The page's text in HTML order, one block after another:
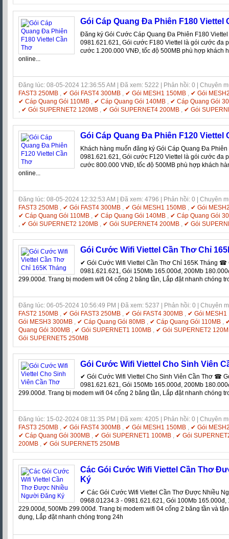
Gói Cáp Quang Đa Phiên F180 Viettel
Đăng ký Gói Cước Cáp Quang Đa Phiên F180
0981.621.621, Gói cước F180 Viettel là gói cước đa
cước 1.200.000 VNĐ, tốc độ 500MB phù hợp khách
online...
Đăng lúc: 08-05-2024 12:36:55 AM | Đã xem: 5222 | Phản hồi: 0 | Chuyên
FAST3 250MB , ✔ Gói FAST4 300MB , ✔ Gói MESH1 150MB , ✔ Gói
✔ Cáp Quang Gói 110MB , ✔ Cáp Quang Gói 140MB , ✔ Cáp Quang Gói
, ✔ Gói SUPERNET2 120MB , ✔ Gói SUPERNET4 200MB , ✔ Gói
Gói Cáp Quang Đa Phiên F120 Viettel
Khách hàng muốn đăng ký Gói Cáp Quang Đa
0981.621.621, Gói cước F120 Viettel là gói cước đa
cước 800.000 VNĐ, tốc độ 500MB phù hợp khách
online...
Đăng lúc: 08-05-2024 12:32:53 AM | Đã xem: 4796 | Phản hồi: 0 | Chuyên
FAST3 250MB
✔ Gói FAST4 300MB ✔ Gói MESH1 150MB
✔ Gói
✔ Cáp Quang Gói 110MB
✔ Cáp Quang Gói 140MB
✔ Cáp Quang Gói
✔ Gói SUPERNET2 120MB ✔ Gói SUPERNET4 200MB ✔ Gói
Gói Cước Wifi Viettel Cần Thơ Chỉ
✔ Gói Cước Wifi Viettel Cần Thơ Chỉ 165K Tháng
0981.621.621, Gói 150Mb 165.000đ, 200Mb
299.000đ. Trang bị modem wifi 04 cổng 2 băng tần, Lắp đặt nhanh chóng
Đăng lúc: 06-05-2024 10:56:49 PM | Đã xem: 5237 | Phản hồi: 0 | Chuyên
FAST2 150MB
✔ Gói FAST3 250MB ✔ Gói FAST4 300MB
✔ Gói MESH1
Gói MESH3 300MB
✔ Cáp Quang Gói 80MB ✔ Cáp Quang Gói 110MB
Quang Gói 300MB
✔ Gói SUPERNET1 100MB
✔ Gói SUPERNET2
Gói SUPERNET5 250MB
Gói Cước Wifi Viettel Cho Sinh Viên
✔ Gói Cước Wifi Viettel Cho Sinh Viên Cần Thơ ☎
0981.621.621, Gói 150Mb 165.000đ, 200Mb
299.000đ. Trang bị modem wifi 04 cổng 2 băng tần, Lắp đặt nhanh chóng
Đăng lúc: 15-02-2024 08:11:35 PM | Đã xem: 4205 | Phản hồi: 0 | Chuyên
FAST3 250MB , ✔ Gói FAST4 300MB , ✔ Gói MESH1 150MB , ✔ Gói
✔ Cáp Quang Gói 300MB , ✔ Gói SUPERNET1 100MB , ✔ Gói
200MB , ✔ Gói SUPERNET5 250MB
Các Gói Cước Wifi Viettel Cần Thơ
Ký
✔ Các Gói Cước Wifi Viettel Cần Thơ Được Nhiều
0968.01234.3 - 0981.621.621, Gói 100Mb
229.000đ, 500Mb 299.000đ. Trang bị modem wifi 04 cổng 2 băng tần và
dụng, Lắp đặt nhanh chóng trong 24h